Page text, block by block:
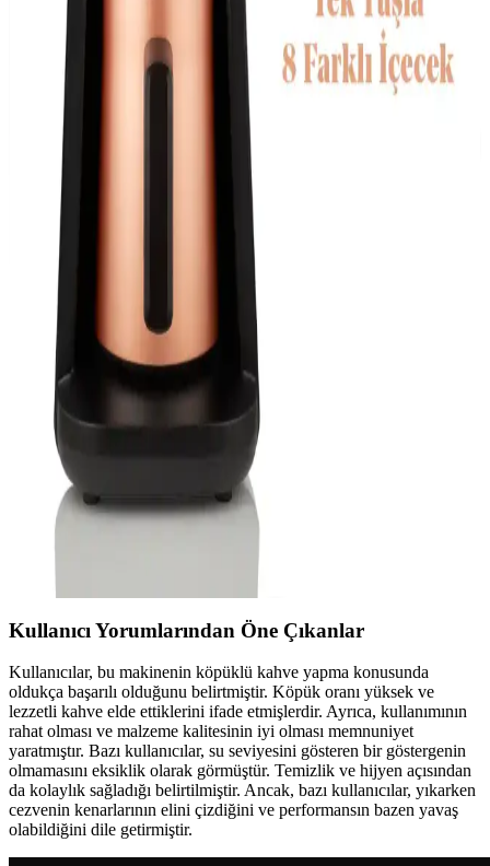
Kahve Öğütücülü Makineler ve Modern
Teknolojilerle Kahve Deneyimini Geliştirme
Kahve öğütücülü makineler, taze kahve çekirdeği öğütme ve
gelişmiş teknolojilerle kahve deneyimini artırıyor, pratik kullanım ve
enerji verimliliği sağlıyor.
İkili Kahve Cihazlarındaki Teknolojik Gelişmeler ve
Kullanım Özellikleri
İkili kahve makineleri, farklı kahve türlerini aynı anda hazırlama
imkânı sunar. Otomatik teknolojiler ve kullanıcı dostu özelliklerle
kahve deneyimini zenginleştirir, zaman tasarrufu sağlar.
İkili Kahve Makinesi Nedir, Özellikleri ve Elektronik
Teknolojinin Getirdikleri
İkili kahve makineleri, çift bölmeli tasarımı ve akıllı özellikleriyle
kahve hazırlamada devrim yaratıyor. Uzaktan kontrol, programlama
ve otomatik temizlik gibi fonksiyonlar sunar.
Arzum Türk Kahvesi Makinesi: Geleneksel Tad ve
Modern Teknolojiyi Birleştiren Çözümler
Arzum’un kahve makineleri, geleneksel Türk kahvesini pratik ve
Kullanıcı Yorumlarından Öne Çıkanlar
Kullanıcılar, bu makinenin köpüklü kahve yapma konusunda
oldukça başarılı olduğunu belirtmiştir. Köpük oranı yüksek ve
lezzetli kahve elde ettiklerini ifade etmişlerdir. Ayrıca, kullanımının
rahat olması ve malzeme kalitesinin iyi olması memnuniyet
yaratmıştır. Bazı kullanıcılar, su seviyesini gösteren bir göstergenin
olmamasını eksiklik olarak görmüştür. Temizlik ve hijyen açısından
da kolaylık sağladığı belirtilmiştir. Ancak, bazı kullanıcılar, yıkarken
cezvenin kenarlarının elini çizdiğini ve performansın bazen yavaş
olabildiğini dile getirmiştir.